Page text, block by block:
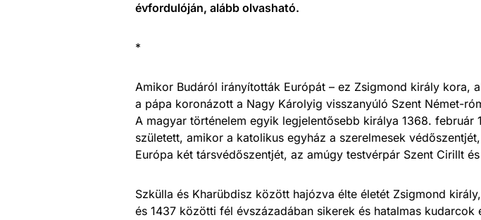
évfordulóján, alább olvasható.
*
Amikor Budáról irányították Európát – ez Zsigmond király kora,
a pápa koronázott a Nagy Károlyig visszanyúló Szent Német-
A magyar történelem egyik legjelentősebb királya 1368. február
született, amikor a katolikus egyház a szerelmesek
Európa két társvédőszentjét, az amúgy testvérpár Szent Cirillt
Szkülla és Kharübdisz között hajózva élte életét Zsigmond
és 1437 közötti fél évszázadában sikerek és hatalmas kudarcok